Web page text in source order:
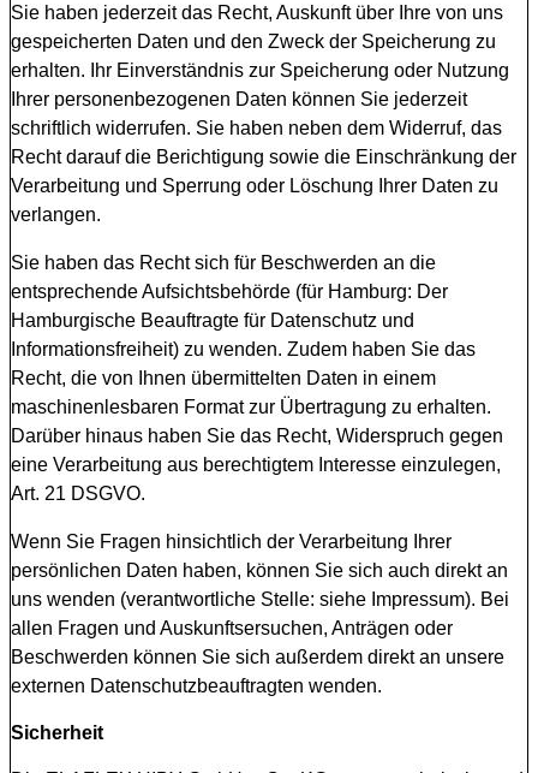
Sie haben jederzeit das Recht, Auskunft über Ihre von uns
gespeicherten Daten und den Zweck der Speicherung zu
erhalten. Ihr Einverständnis zur Speicherung oder Nutzung
Ihrer personenbezogenen Daten können Sie jederzeit
schriftlich widerrufen. Sie haben neben dem Widerruf, das
Recht darauf die Berichtigung sowie die Einschränkung der
Verarbeitung und Sperrung oder Löschung Ihrer Daten zu
verlangen.
Sie haben das Recht sich für Beschwerden an die
entsprechende Aufsichtsbehörde (für Hamburg: Der
Hamburgische Beauftragte für Datenschutz und
Informationsfreiheit) zu wenden. Zudem haben Sie das
Recht, die von Ihnen übermittelten Daten in einem
maschinenlesbaren Format zur Übertragung zu erhalten.
Darüber hinaus haben Sie das Recht, Widerspruch gegen
eine Verarbeitung aus berechtigtem Interesse einzulegen,
Art. 21 DSGVO.
Wenn Sie Fragen hinsichtlich der Verarbeitung Ihrer
persönlichen Daten haben, können Sie sich auch direkt an
uns wenden (verantwortliche Stelle: siehe Impressum). Bei
allen Fragen und Auskunftsersuchen, Anträgen oder
Beschwerden können Sie sich außerdem direkt an unsere
externen Datenschutzbeauftragten wenden.
Sicherheit